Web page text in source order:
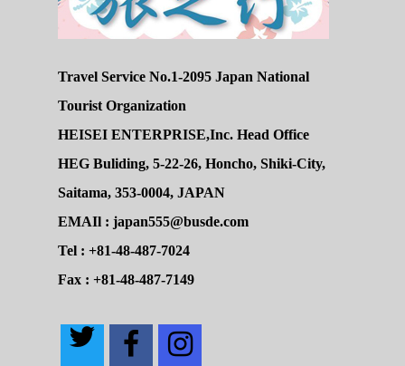
Travel Service No.1-2095 Japan National
Tourist Organization
HEISEI ENTERPRISE,Inc. Head Office
HEG Buliding, 5-22-26, Honcho, Shiki-City,
Saitama, 353-0004, JAPAN
EMAIl : japan555@busde.com
Tel : +81-48-487-7024
Fax : +81-48-487-7149